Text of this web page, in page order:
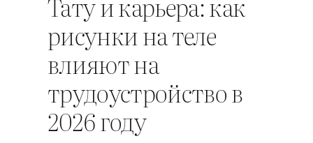
рисунки на теле
влияют на
трудоустройство в
2026 году